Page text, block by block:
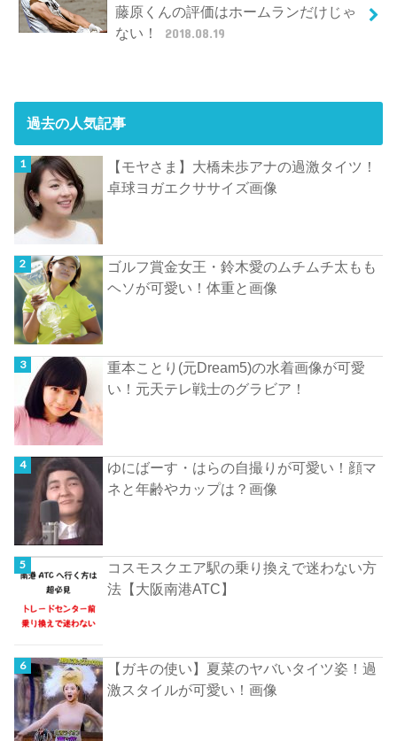
藤原くんの評価はホームランだけじゃ
ない！
2018.08.19
過去の人気記事
【モヤさま】大橋未歩アナの過激タイツ！
卓球ヨガエクササイズ画像
ゴルフ賞金女王・鈴木愛のムチムチ太もも
ヘソが可愛い！体重と画像
重本ことり(元Dream5)の水着画像が可愛
い！元天テレ戦士のグラビア！
ゆにばーす・はらの自撮りが可愛い！顔マ
ネと年齢やカップは？画像
コスモスクエア駅の乗り換えで迷わない方
法【大阪南港ATC】
【ガキの使い】夏菜のヤバいタイツ姿！過
激スタイルが可愛い！画像